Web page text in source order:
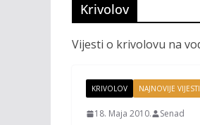
Krivolov
Vijesti o krivolovu na
KRIVOLOV NAJNOVIJE VIJESTI
18. Maja 2010. Senad